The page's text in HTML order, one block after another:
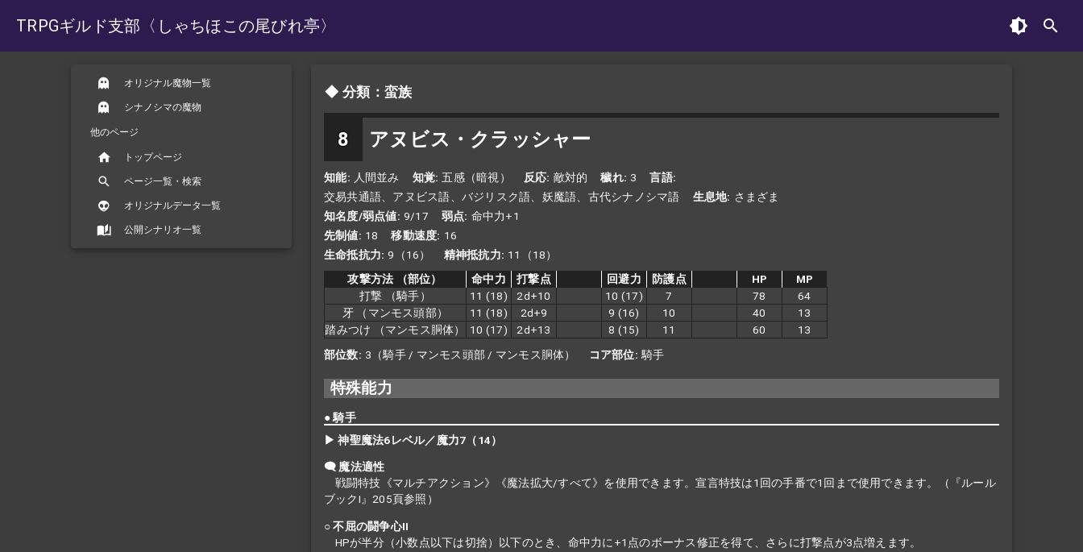
TRPGギルド支部 〈しゃちほこの尾びれ亭〉
オリジナル魔物一覧
シナノシマの魔物
他のページ
トップページ
ページ一覧・検索
オリジナルデータ一覧
公開シナリオ一覧
分類：蛮族
8 アヌビス・クラッシャー
知能 人間並み 知覚 五感（暗視） 反応 敵対的 穢れ 3
言語
交易共通語、アヌビス語、バジリスク語、妖魔語、古代シナノシマ語
生息地
さまざま
知名度/弱点値 9/17 弱点 命中力+1
先制値
18 移動速度
16
生命抵抗力 9（16） 精神抵抗力
11（18）
攻撃方法
（部位） 命中力 打撃点 回避力 防護点 HP
MP
打撃
（騎手） 11 (18) 2d+10 10 (17) 7 78
64
牙
（マンモス頭部） 11 (18) 2d+9 9 (16) 10 40
13
踏みつけ
（マンモス胴体） 10 (17) 2d+13 8 (15) 11 60
13
部位数
3（騎手 / マンモス頭部 / マンモス胴体） コア部位 騎手
特殊能力
● 騎手
▶ 神聖魔法6レベル／魔力7（14）
🗨 魔法適性
戦闘特技《マルチアクション》《魔法拡大/すべて》を使用できます。宣言特技は1回の手番で1回まで使用できます。（『ルール
ブックI』205頁参照）
○ 不屈の闘争心II
HPが半分（小数点以下は切捨）以下のとき、命中力に+1点のボーナス修正を得て、さらに打撃点が3点増えます。